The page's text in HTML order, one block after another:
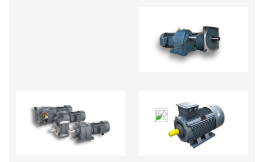
MOTOR GIẢM TỐC
MOTOR GIẢM TỐC
TẢI NẶNG R.S.K.F
ĐỘNG CƠ ĐIỆN